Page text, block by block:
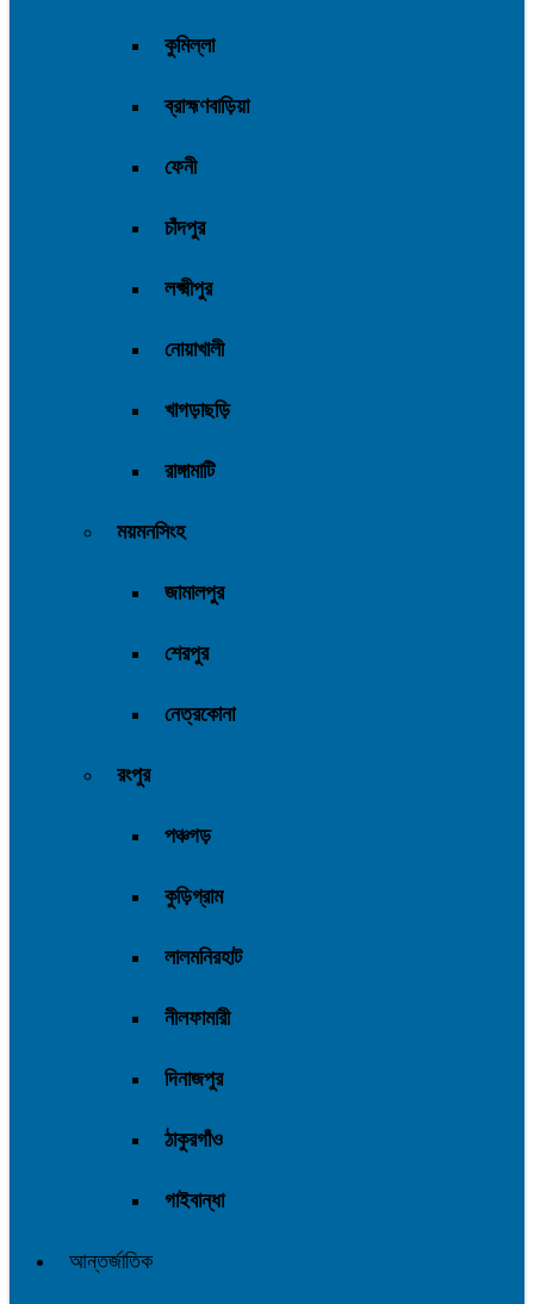
কুমিল্লা
ব্রাহ্মণবাড়িয়া
ফেনী
চাঁদপুর
লক্ষ্মীপুর
নোয়াখালী
খাগড়াছড়ি
রাঙ্গামাটি
ময়মনসিংহ
জামালপুর
শেরপুর
নেত্রকোনা
রংপুর
পঞ্চগড়
কুড়িগ্রাম
লালমনিরহাট
নীলফামারী
দিনাজপুর
ঠাকুরগাঁও
গাইবান্ধা
আন্তর্জাতিক